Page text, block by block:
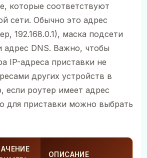
которые соответствуют
сети. Обычно это адрес
192.168.0.1), маска подсети
адрес DNS. Важно, чтобы
IP-адреса приставки не
других устройств в
если роутер имеет адрес
для приставки можно выбрать
ОПИСАНИЕ